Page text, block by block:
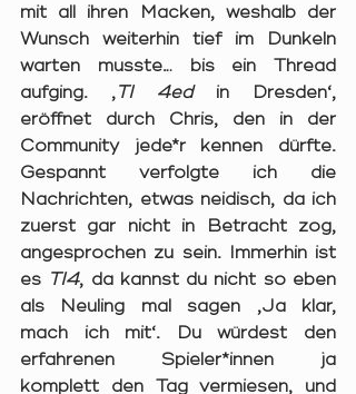
mit all ihren Macken, weshalb der
Wunsch weiterhin tief im Dunkeln
warten musste… bis ein Thread
aufging. ‚TI 4ed in Dresden‘,
eröffnet durch Chris, den in der
Community jede*r kennen dürfte.
Gespannt verfolgte ich die
Nachrichten, etwas neidisch, da ich
zuerst gar nicht in Betracht zog,
angesprochen zu sein. Immerhin ist
es TI4, da kannst du nicht so eben
als Neuling mal sagen ‚Ja klar,
mach ich mit‘. Du würdest den
erfahrenen Spieler*innen ja
komplett den Tag vermiesen, und